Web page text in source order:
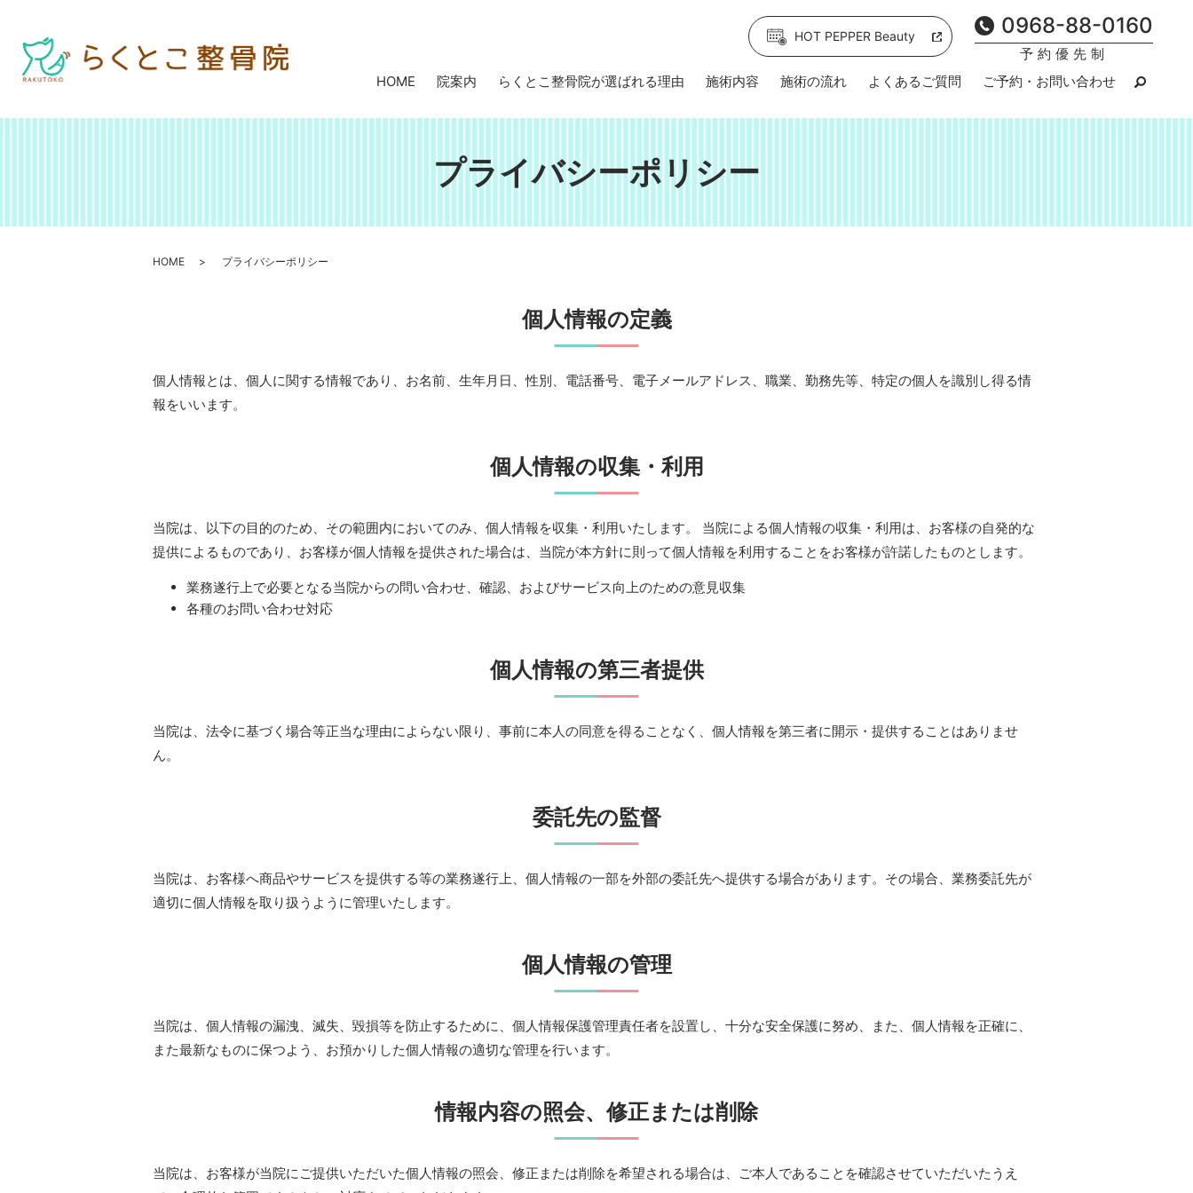
HOT PEPPER Beauty 0968-88-0160
予約優先制
HOME
院案内 らくとこ整骨院が選ばれる理由 施術内容 施術の流れ よくあるご質問 ご予約・お問い合わせ
プライバシーポリシー
HOME プライバシーポリシー
個人情報の定義
個人情報とは、個人に関する情報であり、お名前、生年月日、性別、電話番号、電子メールアドレス、職業、勤務先等、特定の個人を識別し得る情
報をいいます。
個人情報の収集・利用
当院は、以下の目的のため、その範囲内においてのみ、個人情報を収集・利用いたします。 当院による個人情報の収集・利用は、お客様の自発的な
提供によるものであり、お客様が個人情報を提供された場合は、当院が本方針に則って個人情報を利用することをお客様が許諾したものとします。
業務遂行上で必要となる当院からの問い合わせ、確認、およびサービス向上のための意見収集
各種のお問い合わせ対応
個人情報の第三者提供
当院は、法令に基づく場合等正当な理由によらない限り、事前に本人の同意を得ることなく、個人情報を第三者に開示・提供することはありませ
ん。
委託先の監督
当院は、お客様へ商品やサービスを提供する等の業務遂行上、個人情報の一部を外部の委託先へ提供する場合があります。その場合、業務委託先が
適切に個人情報を取り扱うように管理いたします。
個人情報の管理
当院は、個人情報の漏洩、滅失、毀損等を防止するために、個人情報保護管理責任者を設置し、十分な安全保護に努め、また、個人情報を正確に、
また最新なものに保つよう、お預かりした個人情報の適切な管理を行います。
情報内容の照会、修正または削除
当院は、お客様が当院にご提供いただいた個人情報の照会、修正または削除を希望される場合は、ご本人であることを確認させていただいたうえ